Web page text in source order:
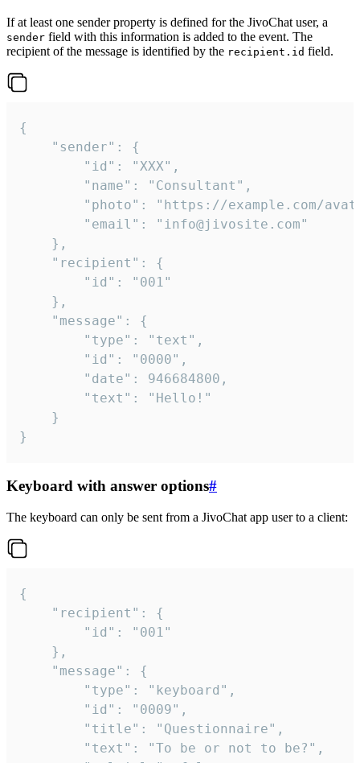
If at least one sender property is defined for the JivoChat user, a
sender field with this information is added to the event. The
recipient of the message is identified by the recipient.id field.
{
}
Keyboard with answer options#
The keyboard can only be sent from a JivoChat app user to a client:
{